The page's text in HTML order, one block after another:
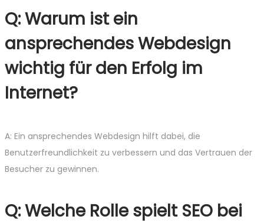
Q: Warum ist ein
ansprechendes Webdesign
wichtig für den Erfolg im
Internet?
A: Ein ansprechendes Webdesign hilft dabei, die
Benutzerfreundlichkeit zu verbessern und das Vertrauen der
Besucher zu gewinnen.
Q: Welche Rolle spielt SEO bei